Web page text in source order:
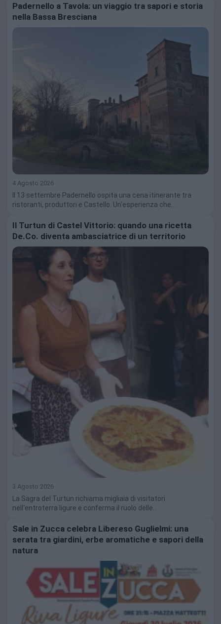
Padernello a Tavola: un viaggio tra sapori e storia
nella Bassa Bresciana
4 Agosto 2026
Il 13 settembre Padernello ospita una cena itinerante tra
ristoranti, produttori e Castello. Un'esperienza che…
Il Turtun di Castel Vittorio: quando una ricetta
De.Co. diventa ambasciatrice di un territorio
3 Agosto 2026
La Sagra del Turtun richiama migliaia di visitatori
nell'entroterra ligure e conferma il ruolo delle…
Sale in Zucca celebra Libereso Guglielmi: una
serata tra giardini, erbe aromatiche e sapori della
natura